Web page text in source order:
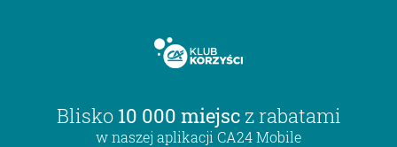
Blisko 10 000 miejsc z rabatami
w naszej aplikacji CA24 Mobile